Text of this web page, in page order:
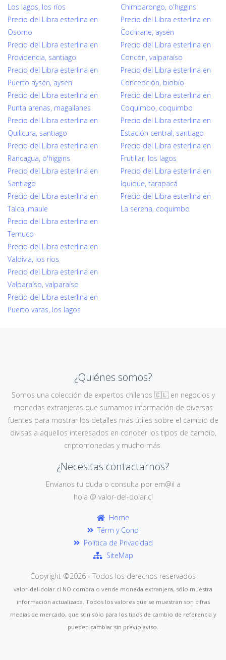
Los lagos, los ríos
Precio del Libra esterlina en
Osorno
Precio del Libra esterlina en
Providencia, santiago
Precio del Libra esterlina en
Puerto aysén, aysén
Precio del Libra esterlina en
Punta arenas, magallanes
Precio del Libra esterlina en
Quilicura, santiago
Precio del Libra esterlina en
Rancagua, o'higgins
Precio del Libra esterlina en
Santiago
Precio del Libra esterlina en
Talca, maule
Precio del Libra esterlina en
Temuco
Precio del Libra esterlina en
Valdivia, los ríos
Precio del Libra esterlina en
Valparaíso, valparaíso
Precio del Libra esterlina en
Puerto varas, los lagos
Chimbarongo, o'higgins
Precio del Libra esterlina en
Cochrane, aysén
Precio del Libra esterlina en
Concón, valparaíso
Precio del Libra esterlina en
Concepción, biobío
Precio del Libra esterlina en
Coquimbo, coquimbo
Precio del Libra esterlina en
Estación central, santiago
Precio del Libra esterlina en
Frutillar, los lagos
Precio del Libra esterlina en
Iquique, tarapacá
Precio del Libra esterlina en
La serena, coquimbo
¿Quiénes somos?
Somos una colección de expertos chilenos 🇨🇱 en negocios y
monedas extranjeras que sumamos información de diversas
fuentes para mostrar los detalles más útiles sobre el cambio de
divisas a aquellos interesados en conocer los tipos de cambio,
criptomonedas y mucho más.
¿Necesitas contactarnos?
Envíanos tu duda o consulta por em@il a
hola @ valor-del-dolar.cl
Home
Térm y Cond
Política de Privacidad
SiteMap
Copyright ©2026 - Todos los derechos reservados
valor-del-dolar.cl NO compra o vende moneda extranjera, sólo muestra
información actualizada. Todos los valores que se muestran son cifras
medias de mercado, que son sólo para los tipos de cambio de referencia y
pueden cambiar sin previo aviso.